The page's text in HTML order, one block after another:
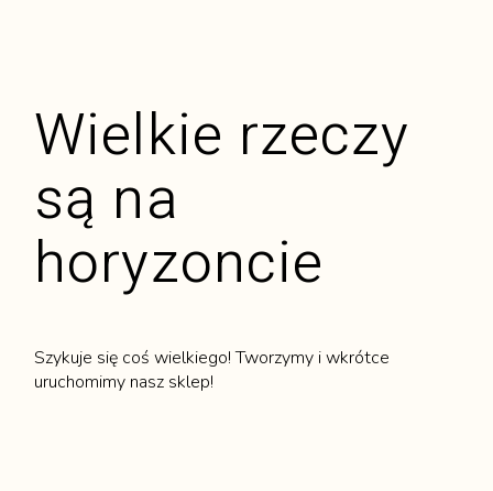
Wielkie rzeczy
są na
horyzoncie
Szykuje się coś wielkiego! Tworzymy i wkrótce
uruchomimy nasz sklep!